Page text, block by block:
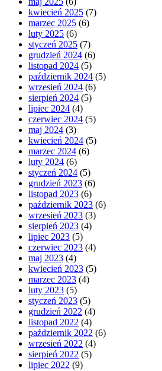
kwiecień 2025 (7)
marzec 2025 (6)
luty 2025 (6)
styczeń 2025 (7)
grudzień 2024 (6)
listopad 2024 (5)
październik 2024 (5)
wrzesień 2024 (6)
sierpień 2024 (5)
lipiec 2024 (4)
czerwiec 2024 (5)
maj 2024 (3)
kwiecień 2024 (5)
marzec 2024 (6)
luty 2024 (6)
styczeń 2024 (5)
grudzień 2023 (6)
listopad 2023 (6)
październik 2023 (6)
wrzesień 2023 (3)
sierpień 2023 (4)
lipiec 2023 (5)
czerwiec 2023 (4)
maj 2023 (4)
kwiecień 2023 (5)
marzec 2023 (4)
luty 2023 (5)
styczeń 2023 (5)
grudzień 2022 (4)
listopad 2022 (4)
październik 2022 (6)
wrzesień 2022 (4)
sierpień 2022 (5)
lipiec 2022 (9)